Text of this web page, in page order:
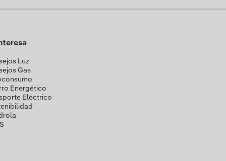
Luz
Gas
Energético
Eléctrico